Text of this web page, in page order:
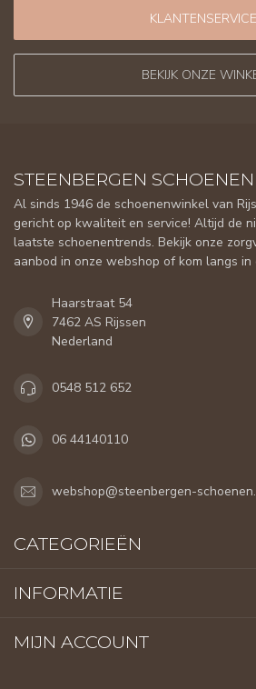
KLANTENSERVICE
BEKIJK ONZE
STEENBERGEN SCHOENEN
Al sinds 1946 de schoenenwinkel van
gericht op kwaliteit en service! Altijd de
laatste schoenentrends. Bekijk onze
aanbod in onze webshop of kom langs
Haarstraat 54
7462 AS Rijssen
Nederland
0548 512 652
06 44140110
webshop@steenbergen-
CATEGORIEËN
INFORMATIE
MIJN ACCOUNT